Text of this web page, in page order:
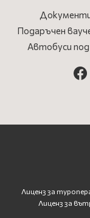
Подаръчен
Автобуси
Лиценз за
Лиценз за